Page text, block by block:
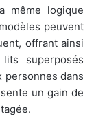
même logique
peuvent
offrant ainsi
superposés
personnes dans
un gain de